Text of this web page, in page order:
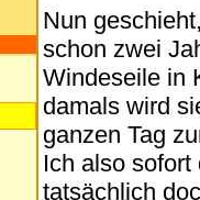
Nun
schon zwei
Windeseile in
damals wird
ganzen Tag
Ich also sofort
tatsächlich